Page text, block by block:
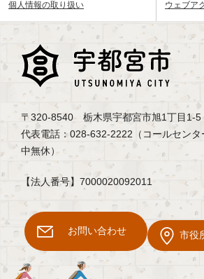
個人情報の取り扱い ウェブア
〒320-8540 栃木県宇都宮市旭1丁目1-5
代表電話：028-632-2222（コールセン
中無休）
【法人番号】7000020092011
お問い合わせ 市役